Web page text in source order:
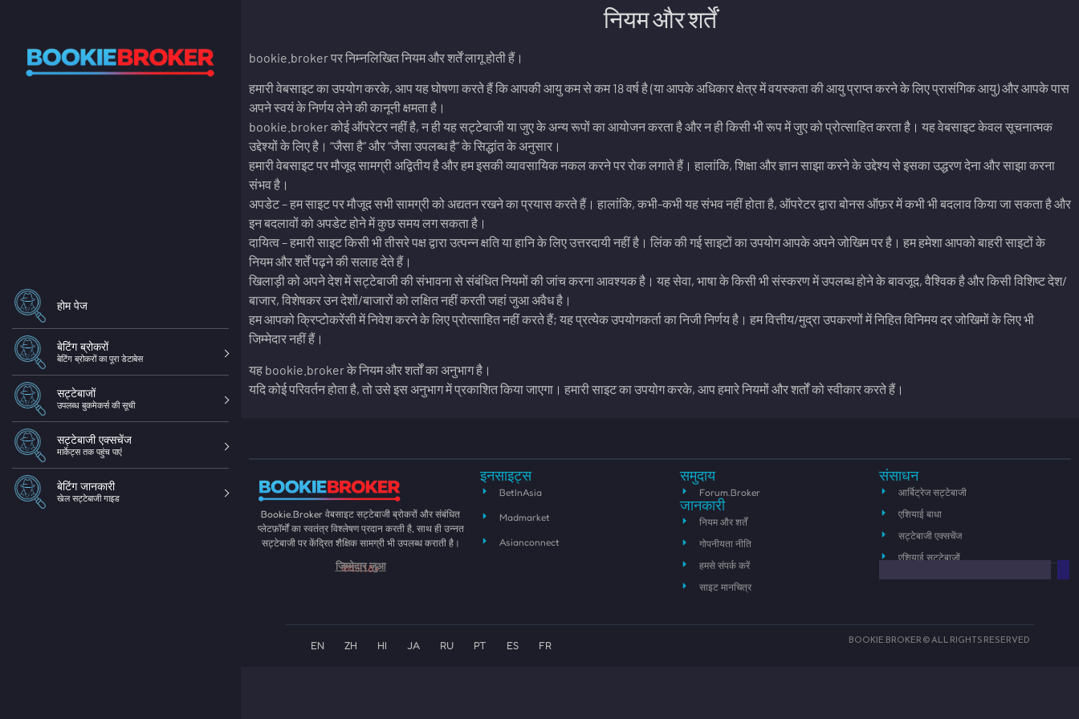
होम पेज
बेटिंग ब्रोकरों
बेटिंग ब्रोकरों का पूरा डेटाबेस
सट्टेबाजों
उपलब्ध बुकमेकर्स की सूची
सट्टेबाजी एक्सचेंज
मार्केट्स तक पहुंच पाएं
बेटिंग जानकारी
खेल सट्टेबाजी गाइड
नियम और शर्तें
bookie.broker पर निम्नलिखित नियम और शर्तें लागू होती हैं।
हमारी वेबसाइट का उपयोग करके, आप यह घोषणा करते हैं कि आपकी आयु कम से कम 18 वर्ष है (या आपके अधिकार क्षेत्र में वयस्कता की आयु प्राप्त करने के लिए प्रासंगिक आयु) और आपके पास
अपने स्वयं के निर्णय लेने की कानूनी क्षमता है।
bookie.broker कोई ऑपरेटर नहीं है, न ही यह सट्टेबाजी या जुए के अन्य रूपों का आयोजन करता है और न ही किसी भी रूप में जुए को प्रोत्साहित करता है। यह वेबसाइट केवल सूचनात्मक
उद्देश्यों के लिए है। “जैसा है” और “जैसा उपलब्ध है” के सिद्धांत के अनुसार।
हमारी वेबसाइट पर मौजूद सामग्री अद्वितीय है और हम इसकी व्यावसायिक नकल करने पर रोक लगाते हैं। हालांकि, शिक्षा और ज्ञान साझा करने के उद्देश्य से इसका उद्धरण देना और साझा करना
संभव है।
अपडेट – हम साइट पर मौजूद सभी सामग्री को अद्यतन रखने का प्रयास करते हैं। हालांकि, कभी-कभी यह संभव नहीं होता है, ऑपरेटर द्वारा बोनस ऑफ़र में कभी भी बदलाव किया जा सकता है और
इन बदलावों को अपडेट होने में कुछ समय लग सकता है।
दायित्व – हमारी साइट किसी भी तीसरे पक्ष द्वारा उत्पन्न क्षति या हानि के लिए उत्तरदायी नहीं है। लिंक की गई साइटों का उपयोग आपके अपने जोखिम पर है। हम हमेशा आपको बाहरी साइटों के
नियम और शर्तें पढ़ने की सलाह देते हैं।
खिलाड़ी को अपने देश में सट्टेबाजी की संभावना से संबंधित नियमों की जांच करना आवश्यक है। यह सेवा, भाषा के किसी भी संस्करण में उपलब्ध होने के बावजूद, वैश्विक है और किसी विशिष्ट देश/
बाजार, विशेषकर उन देशों/बाजारों को लक्षित नहीं करती जहां जुआ अवैध है।
हम आपको क्रिप्टोकरेंसी में निवेश करने के लिए प्रोत्साहित नहीं करते हैं; यह प्रत्येक उपयोगकर्ता का निजी निर्णय है। हम वित्तीय/मुद्रा उपकरणों में निहित विनिमय दर जोखिमों के लिए भी
जिम्मेदार नहीं हैं।
यह bookie.broker के नियम और शर्तों का अनुभाग है।
यदि कोई परिवर्तन होता है, तो उसे इस अनुभाग में प्रकाशित किया जाएगा। हमारी साइट का उपयोग करके, आप हमारे नियमों और शर्तों को स्वीकार करते हैं।
Bookie.Broker वेबसाइट सट्टेबाजी ब्रोकरों और संबंधित
प्लेटफ़ॉर्मों का स्वतंत्र विश्लेषण प्रदान करती है, साथ ही उन्नत
सट्टेबाजी पर केंद्रित शैक्षिक सामग्री भी उपलब्ध कराती है।
केवल 18+
जिम्मेदार जुआ
इनसाइट्स
BetInAsia
Madmarket
Asianconnect
समुदाय
Forum.Broker
जानकारी
नियम और शर्तें
गोपनीयता नीति
हमसे संपर्क करें
साइट मानचित्र
संसाधन
आर्बिट्रेज सट्टेबाजी
एशियाई बाधा
सट्टेबाजी एक्सचेंज
एशियाई सट्टेबाजों
EN ZH HI JA RU PT ES FR BOOKIE.BROKER © ALL RIGHTS RESERVED